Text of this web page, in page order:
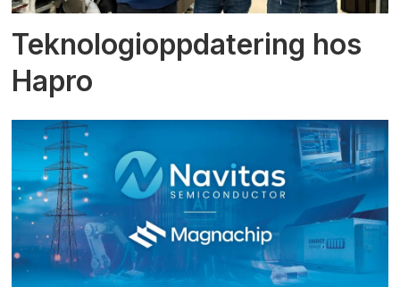
Teknologioppdatering hos
Hapro